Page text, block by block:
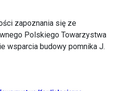
zapoznania się ze
Polskiego Towarzystwa
wsparcia budowy pomnika J.